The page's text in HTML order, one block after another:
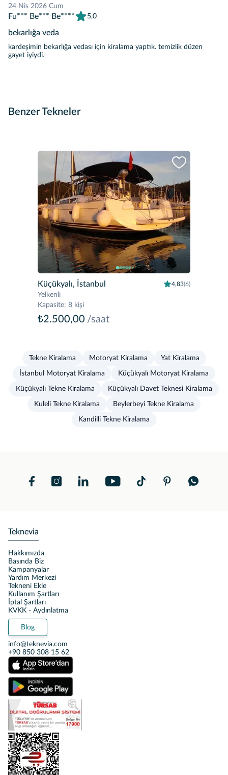
Fu*** Be*** Be**** 5,0
24 Nis 2026 Cum
bekarlığa veda
kardeşimin bekarlığa vedası için kiralama yaptık. temizlik düzen
gayet iyiydi.
Benzer Tekneler
Küçükyalı, İstanbul 4,83(6)
Yelkenli
Kapasite: 8 kişi
₺2.500,00 /saat
Tekne Kiralama Motoryat Kiralama Yat Kiralama
İstanbul Motoryat Kiralama Küçükyalı Motoryat Kiralama
Küçükyalı Tekne Kiralama Küçükyalı Davet Teknesi Kiralama
Kuleli Tekne Kiralama Beylerbeyi Tekne Kiralama
Kandilli Tekne Kiralama
Teknevia
Hakkımızda
Basında Biz
Kampanyalar
Yardım Merkezi
Tekneni Ekle
Kullanım Şartları
İptal Şartları
KVKK - Aydınlatma
Blog
info@teknevia.com
+90 850 308 15 62